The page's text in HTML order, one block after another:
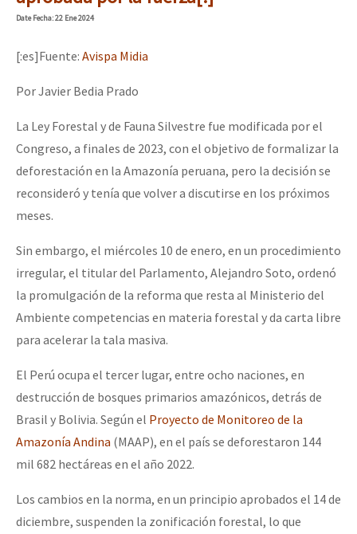
Mundo
Megaproyectos
Migración
Presos
Mujeres
Niñxs
ETIQUETAS
MULTIMEDIA
Audio
Fotorreportaje
Video
Otras secciones
Semillero Guerra contra la Humanidad. (Las poblaciones y
la naturaleza bajo asedio)
Libros para descargar
Dia 1: Encontro “Guerra contra a Humanidade”
[CDMX – 20 julio] Jornadas globales por la libertad de Jesús
“Sonhando a Terra do Bem Virá” se publica no Estado Espanhol
Se o México sabe, que o mundo saiba! Nossas lutas pela
[25 abr – CDMX] Tokín por el CNI: 30 años de Resistencia y
DateFecha: 22 Ene 2024
[:es]Fuente: Avispa Midia
Por Javier Bedia Prado
La Ley Forestal y de Fauna Silvestre fue modificada por el
Congreso, a finales de 2023, con el objetivo de formalizar la
deforestación en la Amazonía peruana, pero la decisión se
reconsideró y tenía que volver a discutirse en los próximos
meses.
Sin embargo, el miércoles 10 de enero, en un procedimiento
irregular, el titular del Parlamento, Alejandro Soto, ordenó
la promulgación de la reforma que resta al Ministerio del
Ambiente competencias en materia forestal y da carta libre
para acelerar la tala masiva.
El Perú ocupa el tercer lugar, entre ocho naciones, en
destrucción de bosques primarios amazónicos, detrás de
Brasil y Bolivia. Según el Proyecto de Monitoreo de la
Amazonía Andina (MAAP), en el país se deforestaron 144
mil 682 hectáreas en el año 2022.
Los cambios en la norma, en un principio aprobados el 14 de
diciembre, suspenden la zonificación forestal, lo que